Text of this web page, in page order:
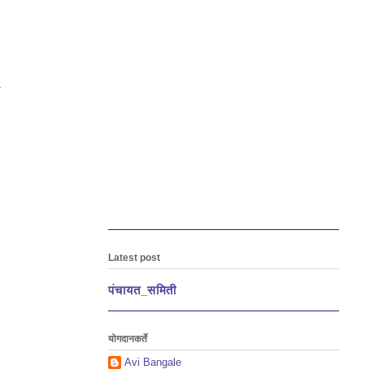
Latest post
पंचायत_समिती
योगदानकर्ते
Avi Bangale